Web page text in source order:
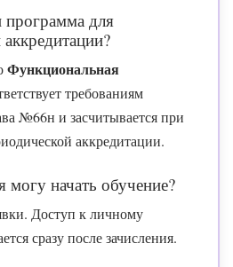
программа для
Функциональная
требованиям
№66н и засчитывается при
аккредитации.
могу начать обучение?
Доступ к личному
сразу после зачисления.